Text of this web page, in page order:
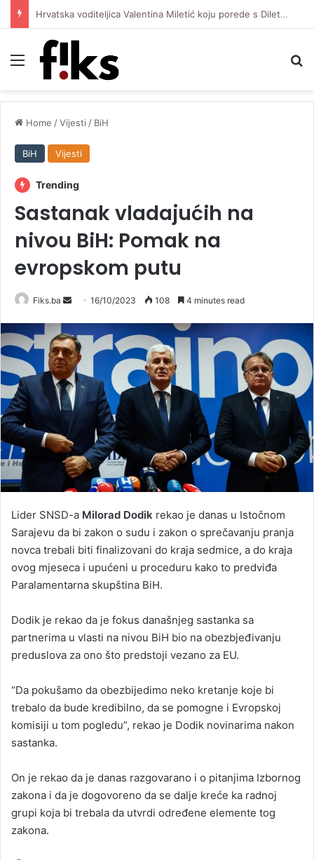
Hrvatska voditeljica Valentina Miletić koju porede s Dilettom Leotom oduševila pozirajući u bikiniju
Menu
Home /Vijesti / BiH
BiH Vijesti
Trending
Sastanak vladajućih na
nivou BiH: Pomak na
evropskom putu
Fiks.ba
Send
email
16/10/2023 108 4 minutes read
Lider SNSD-a Milorad Dodik rekao je danas u Istočnom
Sarajevu da bi zakon o sudu i zakon o sprečavanju pranja
novca trebali biti finalizovani do kraja sedmice, a do kraja
ovog mjeseca i upućeni u proceduru kako to predviđa
Paralamentarna skupština BiH.
Dodik je rekao da je fokus današnjeg sastanka sa
partnerima u vlasti na nivou BiH bio na obezbjeđivanju
preduslova za ono što predstoji vezano za EU.
“Da pokušamo da obezbijedimo neko kretanje koje bi
trebalo da bude kredibilno, da se pomogne i Evropskoj
komisiji u tom pogledu”, rekao je Dodik novinarima nakon
sastanka.
On je rekao da je danas razgovarano i o pitanjima Izbornog
zakona i da je dogovoreno da se dalje kreće ka radnoj
grupi koja bi trebala da utvrdi određene elemente tog
zakona.